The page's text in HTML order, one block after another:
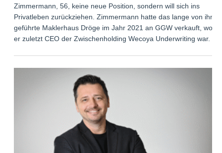
Zimmermann, 56, keine neue Position, sondern will sich ins
Privatleben zurückziehen. Zimmermann hatte das lange von ihm
geführte Maklerhaus Dröge im Jahr 2021 an GGW verkauft, wo
er zuletzt CEO der Zwischenholding Wecoya Underwriting war.